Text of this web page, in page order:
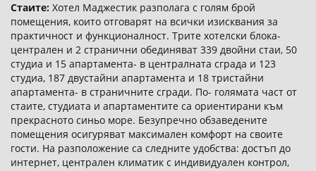
Стаите: Хотел Маджестик разполага с голям брой
помещения, които отговарят на всички изисквания за
практичност и функционалност. Трите хотелски блока-
централен и 2 странични обединяват 339 двойни стаи, 50
студиа и 15 апартамента- в централната сграда и 123
студиа, 187 двустайни апартамента и 18 тристайни
апартамента- в страничните сгради. По- голямата част от
стаите, студиата и апартаментите са ориентирани към
прекрасното синьо море. Безупречно обзаведените
помещения осигуряват максимален комфорт на своите
гости. На разположение са следните удобства: достъп до
интернет, централен климатик с индивидуален контрол,